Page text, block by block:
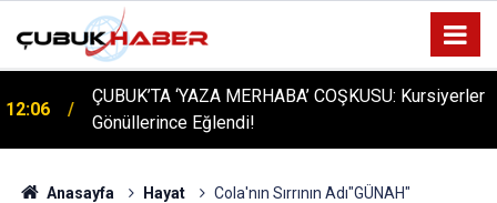
12:06
ÇUBUK’TA ‘YAZA MERHABA’ COŞKUSU: Kursiyerler
Gönüllerince Eğlendi!
Anasayfa Hayat Cola'nın Sırrının Adı"GÜNAH"